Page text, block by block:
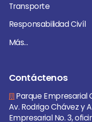
Transporte
Responsabilidad Civíl
Más...
Contáctenos
Parque Empresarial
Av. Rodrigo Chávez y
Empresarial No. 3,